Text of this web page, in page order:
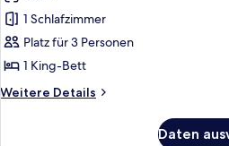
Zimmer,
1 King-
Bett,
anzeigen
1 Schlafzimmer
Platz für 3 Personen
1 King-Bett
Weitere Details
Weitere
Daten